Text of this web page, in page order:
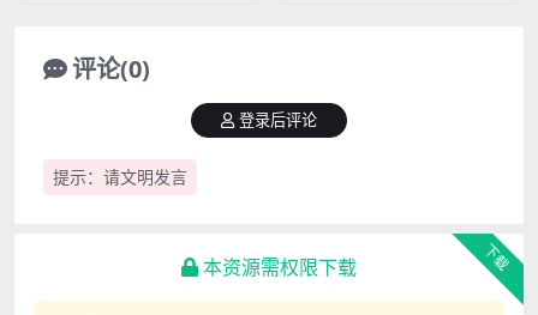
评论(0)
提示：请文明发言
登录后评论
下载
本资源需权限下载